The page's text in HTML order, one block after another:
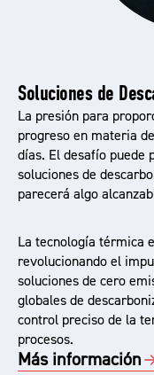
Soluciones de
La presión para
progreso en materia
días. El desafío puede
soluciones de
parecerá algo
La tecnología térmica
revolucionando el
soluciones de cero
globales de
control preciso de la
procesos.
Más información